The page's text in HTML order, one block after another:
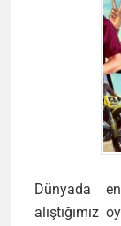
Dünyada
alıştığımız